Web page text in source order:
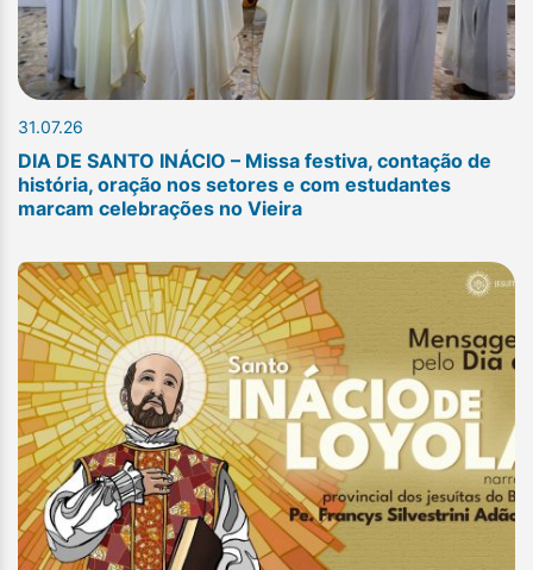
31.07.26
DIA DE SANTO INÁCIO – Missa festiva, contação de
história, oração nos setores e com estudantes
marcam celebrações no Vieira